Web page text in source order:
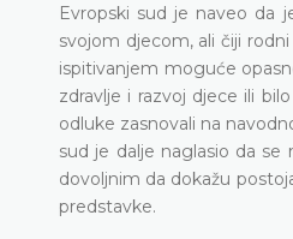
Evropski sud je naveo da
svojom djecom, ali čiji
ispitivanjem moguće
zdravlje i razvoj djece ili
odluke zasnovali na
sud je dalje naglasio da
dovoljnim da dokažu
predstavke.